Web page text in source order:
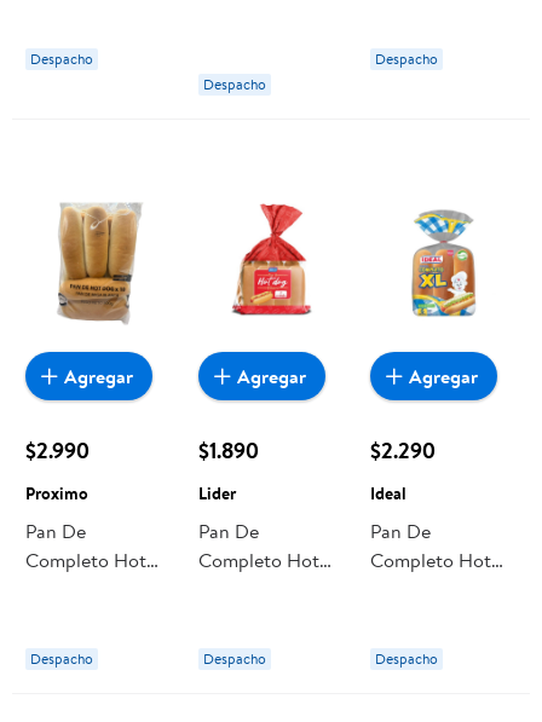
Bolsa 8 Kg Cat
Chow
Despacho
Despacho
Despacho
$2.990
Proximo
Pan De
Completo Hot
Despacho
Agregar
$1.890
Lider
Pan De
Completo Hot
Despacho
Agregar
$2.290
Ideal
Pan De
Completo Hot
Despacho
Agregar